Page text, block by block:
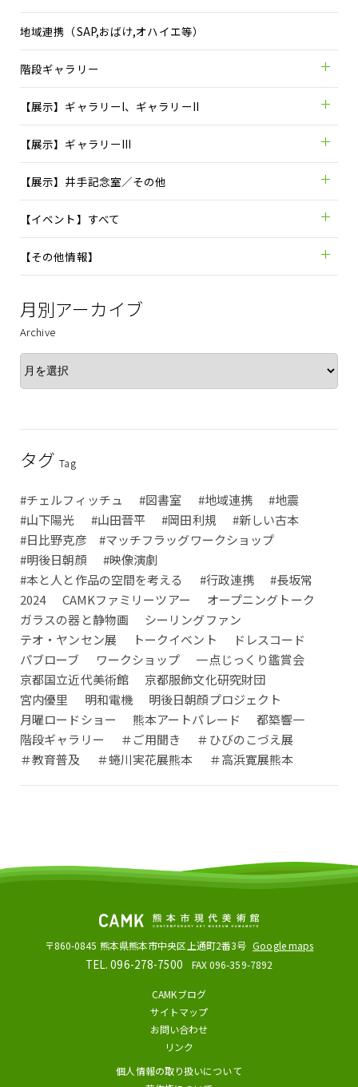
地域連携（SAP,おばけ,オハイエ等）
階段ギャラリー
【展示】ギャラリーI、ギャラリーII
【展示】ギャラリーIII
【展示】井手記念室／その他
【イベント】すべて
【その他情報】
月別アーカイブ
Archive
タグTag
#チェルフィッチュ #図書室 #地域連携
#地震
#山下陽光
#山田晋平 #岡田利規
#新しい古本
#日比野克彦 #マッチフラッグワークショップ
#明後日朝顔
#映像演劇
#本と人と作品の空間を考える
#行政連携
#長坂常
2024
CAMKファミリーツアー
オープニングトーク
ガラスの器と静物画
シーリングファン
テオ・ヤンセン展
トークイベント
ドレスコード
パブローブ
ワークショップ
一点じっくり鑑賞会
京都国立近代美術館
京都服飾文化研究財団
宮内優里
明和電機
明後日朝顔プロジェクト
月曜ロードショー
熊本アートパレード
都築響一
階段ギャラリー
＃ご用聞き
＃ひびのこづえ展
＃教育普及
＃蜷川実花展熊本 ＃高浜寛展熊本
〒860-0845 熊本県熊本市中央区上通町2番3号 Google maps
TEL. 096-278-7500 FAX 096-359-7892
CAMKブログ
サイトマップ
お問い合わせ
リンク
個人情報の取り扱いについて